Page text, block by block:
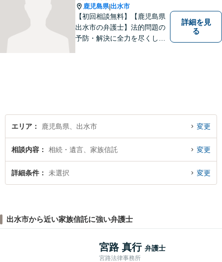
鹿児島県|出水市
【初回相談無料】【鹿児島県
出水市の弁護士】法的問題の
予防・解決に全力を尽くしま
詳細を見
る
エリア 鹿児島県、出水市 変更
相談内容 相続・遺言、家族信託 変更
詳細条件 未選択 変更
出水市から近い家族信託に強い弁護士
宮路 真行 弁護士
宮路法律事務所